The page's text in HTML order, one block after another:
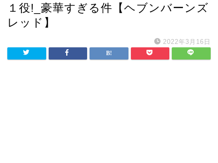
１役!_豪華すぎる件【ヘブンバーンズ
レッド】
2022年3月16日